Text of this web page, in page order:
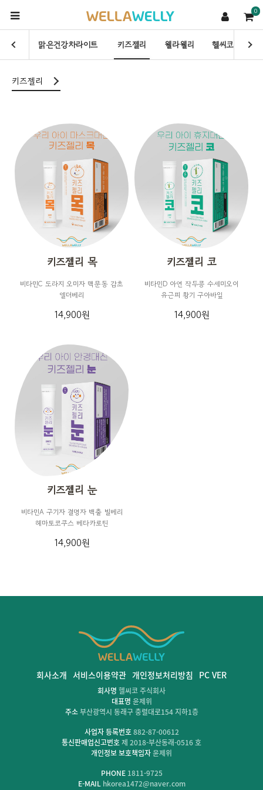
0
차 맑은건강차라이트 키즈젤리 웰라웰리 헬씨코 이
키즈젤리
키즈젤리 목
비타민C 도라지 오미자 맥문동 감초
엘더베리
14,900원
키즈젤리 코
비타민D 아연 작두콩 수세미오이
유근피 황기 구아바잎
14,900원
키즈젤리 눈
비타민A 구기자 결명자 백출 빌베리
헤마토코쿠스 베타카로틴
14,900원
회사소개 서비스이용약관 개인정보처리방침 PC VER
회사명 헬씨코 주식회사
대표명 윤제위
주소부산광역시 동래구 충렬대로154 지하1층
사업자 등록번호 882-87-00612
통신판매업신고번호 제 2018-부산동래-0516 호
개인정보 보호책임자윤제위
PHONE1811-9725
E-MAIL hkorea1472@naver.com